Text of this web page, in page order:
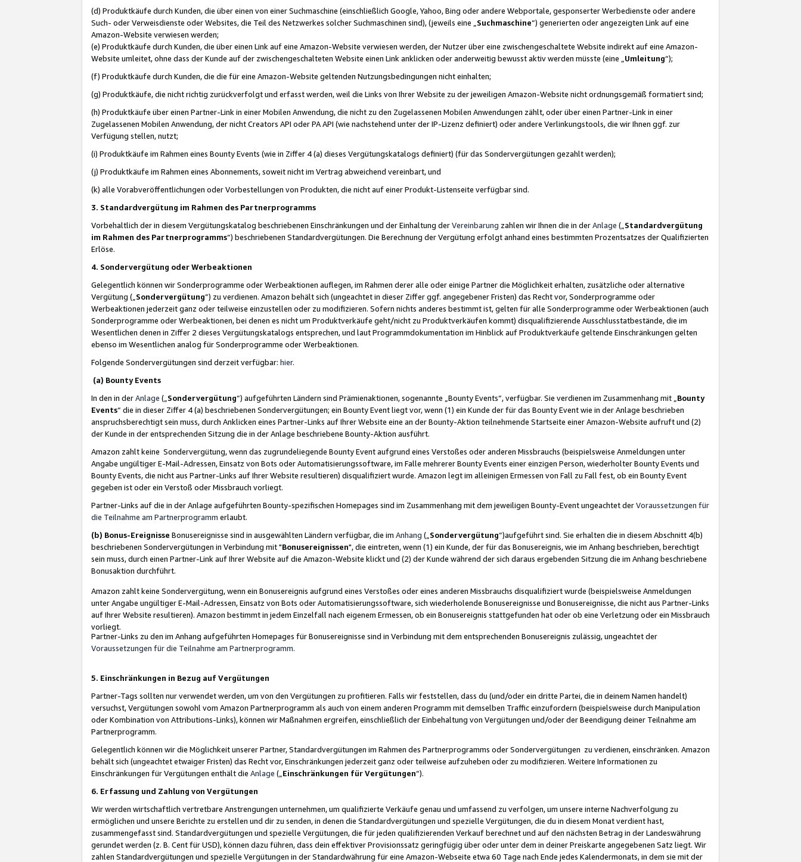
(d) Produktkäufe durch Kunden, die über einen von einer Suchmaschine (einschließlich Google, Yahoo, Bing oder andere Webportale, gesponserter Werbedienste oder andere
Such- oder Verweisdienste oder Websites, die Teil des Netzwerkes solcher Suchmaschinen sind), (jeweils eine „ Suchmaschine“) generierten oder angezeigten Link auf eine
Amazon-Website verwiesen werden;
(e) Produktkäufe durch Kunden, die über einen Link auf eine Amazon-Website verwiesen werden, der Nutzer über eine zwischengeschaltete Website indirekt auf eine Amazon-
Website umleitet, ohne dass der Kunde auf der zwischengeschalteten Website einen Link anklicken oder anderweitig bewusst aktiv werden müsste (eine „ Umleitung“);
(f) Produktkäufe durch Kunden, die die für eine Amazon-Website geltenden Nutzungsbedingungen nicht einhalten;
(g) Produktkäufe, die nicht richtig zurückverfolgt und erfasst werden, weil die Links von Ihrer Website zu der jeweiligen Amazon-Website nicht ordnungsgemäß formatiert sind;
(h) Produktkäufe über einen Partner-Link in einer Mobilen Anwendung, die nicht zu den Zugelassenen Mobilen Anwendungen zählt, oder über einen Partner-Link in einer
Zugelassenen Mobilen Anwendung, der nicht Creators API oder PA API (wie nachstehend unter der IP-Lizenz definiert) oder andere Verlinkungstools, die wir Ihnen ggf. zur
Verfügung stellen, nutzt;
(i) Produktkäufe im Rahmen eines Bounty Events (wie in Ziffer 4 (a) dieses Vergütungskatalogs definiert) (für das Sondervergütungen gezahlt werden);
(j) Produktkäufe im Rahmen eines Abonnements, soweit nicht im Vertrag abweichend vereinbart, und
(k) alle Vorabveröffentlichungen oder Vorbestellungen von Produkten, die nicht auf einer Produkt-Listenseite verfügbar sind.
3. Standardvergütung im Rahmen des Partnerprogramms
Vorbehaltlich der in diesem Vergütungskatalog beschriebenen Einschränkungen und der Einhaltung derVereinbarung zahlen wir Ihnen die in derAnlage („ Standardvergütung
im Rahmen des Partnerprogramms“) beschriebenen Standardvergütungen. Die Berechnung der Vergütung erfolgt anhand eines bestimmten Prozentsatzes der Qualifizierten
Erlöse.
4. Sondervergütung oder Werbeaktionen
Gelegentlich können wir Sonderprogramme oder Werbeaktionen auflegen, im Rahmen derer alle oder einige Partner die Möglichkeit erhalten, zusätzliche oder alternative
Vergütung („ Sondervergütung”) zu verdienen. Amazon behält sich (ungeachtet in dieser Ziffer ggf. angegebener Fristen) das Recht vor, Sonderprogramme oder
Werbeaktionen jederzeit ganz oder teilweise einzustellen oder zu modifizieren. Sofern nichts anderes bestimmt ist, gelten für alle Sonderprogramme oder Werbeaktionen (auch
Sonderprogramme oder Werbeaktionen, bei denen es nicht um Produktverkäufe geht/nicht zu Produktverkäufen kommt) disqualifizierende Ausschlusstatbestände, die im
Wesentlichen denen in Ziffer 2 dieses Vergütungskatalogs entsprechen, und laut Programmdokumentation im Hinblick auf Produktverkäufe geltende Einschränkungen gelten
ebenso im Wesentlichen analog für Sonderprogramme oder Werbeaktionen.
Folgende Sondervergütungen sind derzeit verfügbar: hier.
(a) Bounty Events
In den in derAnlage („ Sondervergütung“) aufgeführten Ländern sind Prämienaktionen, sogenannte „Bounty Events“, verfügbar. Sie verdienen im Zusammenhang mit „ Bounty
Events“ die in dieser Ziffer 4 (a) beschriebenen Sondervergütungen; ein Bounty Event liegt vor, wenn (1) ein Kunde der für das Bounty Event wie in der Anlage beschrieben
anspruchsberechtigt sein muss, durch Anklicken eines Partner-Links auf Ihrer Website eine an der Bounty-Aktion teilnehmende Startseite einer Amazon-Website aufruft und (2)
der Kunde in der entsprechenden Sitzung die in der Anlage beschriebene Bounty-Aktion ausführt.
Amazon zahlt keine Sondervergütung, wenn das zugrundeliegende Bounty Event aufgrund eines Verstoßes oder anderen Missbrauchs (beispielsweise Anmeldungen unter
Angabe ungültiger E-Mail-Adressen, Einsatz von Bots oder Automatisierungssoftware, im Falle mehrerer Bounty Events einer einzigen Person, wiederholter Bounty Events und
Bounty Events, die nicht aus Partner-Links auf Ihrer Website resultieren) disqualifiziert wurde. Amazon legt im alleinigen Ermessen von Fall zu Fall fest, ob ein Bounty Event
gegeben ist oder ein Verstoß oder Missbrauch vorliegt.
Partner-Links auf die in der Anlage aufgeführten Bounty-spezifischen Homepages sind im Zusammenhang mit dem jeweiligen Bounty-Event ungeachtet derVoraussetzungen für
die Teilnahme am Partnerprogramm erlaubt.
(b) Bonus-Ereignisse Bonusereignisse sind in ausgewählten Ländern verfügbar, die im Anhang („ Sondervergütung“)aufgeführt sind. Sie erhalten die in diesem Abschnitt 4(b)
beschriebenen Sondervergütungen in Verbindung mit "Bonusereignissen", die eintreten, wenn (1) ein Kunde, der für das Bonusereignis, wie im Anhang beschrieben, berechtigt
sein muss, durch einen Partner-Link auf Ihrer Website auf die Amazon-Website klickt und (2) der Kunde während der sich daraus ergebenden Sitzung die im Anhang beschriebene
Bonusaktion durchführt.
Amazon zahlt keine Sondervergütung, wenn ein Bonusereignis aufgrund eines Verstoßes oder eines anderen Missbrauchs disqualifiziert wurde (beispielsweise Anmeldungen
unter Angabe ungültiger E-Mail-Adressen, Einsatz von Bots oder Automatisierungssoftware, sich wiederholende Bonusereignisse und Bonusereignisse, die nicht aus Partner-Links
auf Ihrer Website resultieren). Amazon bestimmt in jedem Einzelfall nach eigenem Ermessen, ob ein Bonusereignis stattgefunden hat oder ob eine Verletzung oder ein Missbrauch
vorliegt.
Partner-Links zu den im Anhang aufgeführten Homepages für Bonusereignisse sind in Verbindung mit dem entsprechenden Bonusereignis zulässig, ungeachtet der
Voraussetzungen für die Teilnahme am Partnerprogramm.
5. Einschränkungen in Bezug auf Vergütungen
Partner-Tags sollten nur verwendet werden, um von den Vergütungen zu profitieren. Falls wir feststellen, dass du (und/oder ein dritte Partei, die in deinem Namen handelt)
versuchst, Vergütungen sowohl vom Amazon Partnerprogramm als auch von einem anderen Programm mit demselben Traffic einzufordern (beispielsweise durch Manipulation
oder Kombination von Attributions-Links), können wir Maßnahmen ergreifen, einschließlich der Einbehaltung von Vergütungen und/oder der Beendigung deiner Teilnahme am
Partnerprogramm.
Gelegentlich können wir die Möglichkeit unserer Partner, Standardvergütungen im Rahmen des Partnerprogramms oder Sondervergütungen zu verdienen, einschränken. Amazon
behält sich (ungeachtet etwaiger Fristen) das Recht vor, Einschränkungen jederzeit ganz oder teilweise aufzuheben oder zu modifizieren. Weitere Informationen zu
Einschränkungen für Vergütungen enthält die Anlage („ Einschränkungen für Vergütungen“).
6. Erfassung und Zahlung von Vergütungen
Wir werden wirtschaftlich vertretbare Anstrengungen unternehmen, um qualifizierte Verkäufe genau und umfassend zu verfolgen, um unsere interne Nachverfolgung zu
ermöglichen und unsere Berichte zu erstellen und dir zu senden, in denen die Standardvergütungen und spezielle Vergütungen, die du in diesem Monat verdient hast,
zusammengefasst sind. Standardvergütungen und spezielle Vergütungen, die für jeden qualifizierenden Verkauf berechnet und auf den nächsten Betrag in der Landeswährung
gerundet werden (z. B. Cent für USD), können dazu führen, dass dein effektiver Provisionssatz geringfügig über oder unter dem in deiner Preiskarte angegebenen Satz liegt. Wir
zahlen Standardvergütungen und spezielle Vergütungen in der Standardwährung für eine Amazon-Webseite etwa 60 Tage nach Ende jedes Kalendermonats, in dem sie mit der